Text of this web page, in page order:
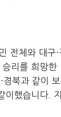
전체와 대
리를 희망
북과 같이
했습니다.